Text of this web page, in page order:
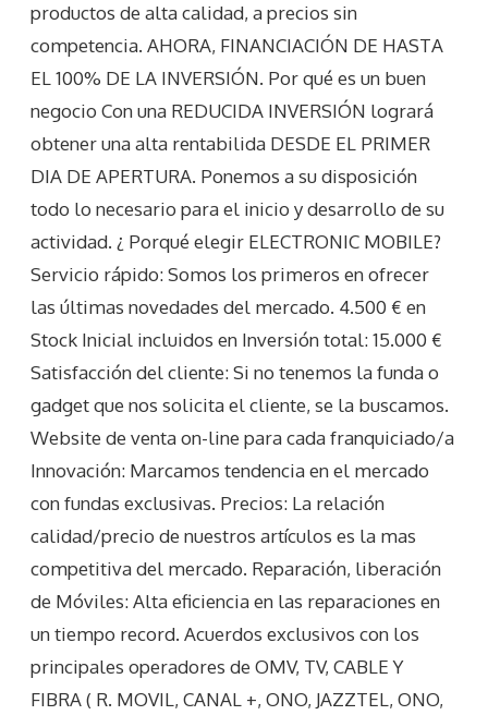
productos de alta calidad, a precios sin
competencia. AHORA, FINANCIACIÓN DE HASTA
EL 100% DE LA INVERSIÓN. Por qué es un buen
negocio Con una REDUCIDA INVERSIÓN logrará
obtener una alta rentabilida DESDE EL PRIMER
DIA DE APERTURA. Ponemos a su disposición
todo lo necesario para el inicio y desarrollo de su
actividad. ¿ Porqué elegir ELECTRONIC MOBILE?
Servicio rápido: Somos los primeros en ofrecer
las últimas novedades del mercado. 4.500 € en
Stock Inicial incluidos en Inversión total: 15.000 €
Satisfacción del cliente: Si no tenemos la funda o
gadget que nos solicita el cliente, se la buscamos.
Website de venta on-line para cada franquiciado/a
Innovación: Marcamos tendencia en el mercado
con fundas exclusivas. Precios: La relación
calidad/precio de nuestros artículos es la mas
competitiva del mercado. Reparación, liberación
de Móviles: Alta eficiencia en las reparaciones en
un tiempo record. Acuerdos exclusivos con los
principales operadores de OMV, TV, CABLE Y
FIBRA ( R. MOVIL, CANAL +, ONO, JAZZTEL, ONO,